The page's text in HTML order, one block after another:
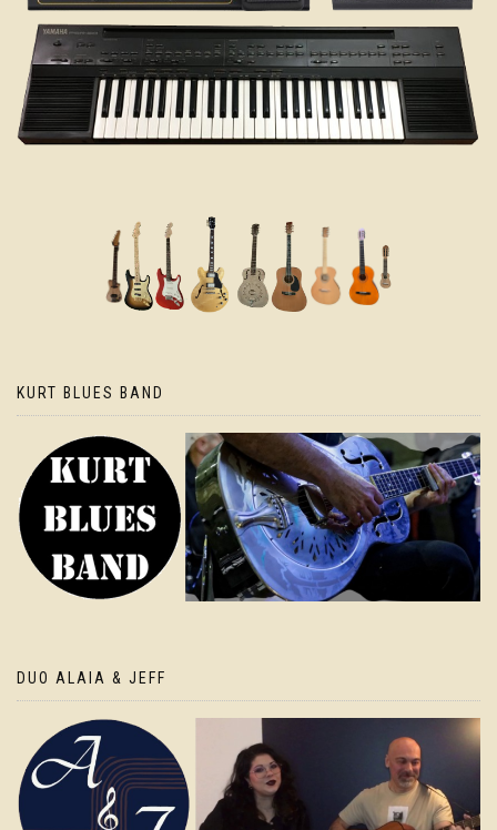
KURT BLUES BAND
DUO ALAIA & JEFF